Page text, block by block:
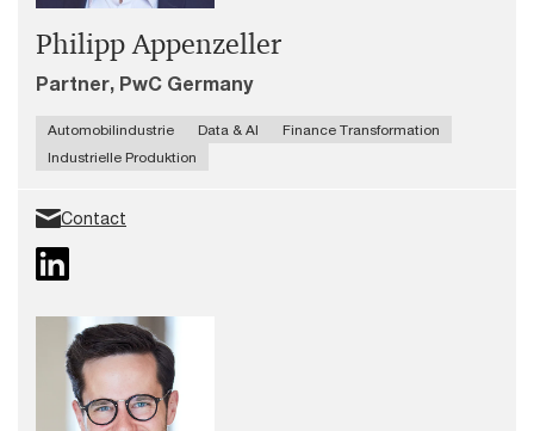
Philipp Appenzeller
Partner, PwC Germany
Automobilindustrie Data & AI
Finance Transformation
Industrielle Produktion
Contact